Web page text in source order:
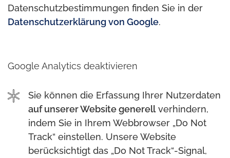
Datenschutzbestimmungen finden Sie in der
Datenschutzerklärung von Google.
Google Analytics deaktivieren
Sie können die Erfassung Ihrer Nutzerdaten
auf unserer Website generellverhindern,
indem Sie in Ihrem Webbrowser „Do Not
Track“ einstellen. Unsere Website
berücksichtigt das „Do Not Track“-Signal,